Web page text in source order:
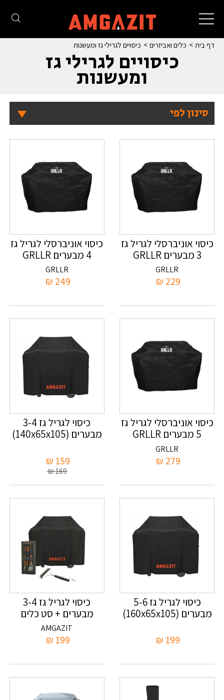
Toggle
navigation
דף בית כלים ואביזרים כיסויים לגרילי גז ומעשנות
כיסויים לגרילי גז
ומעשנות
סינון לפי
כיסוי אוניברסלי לגריל גז
3 מבערים GRLLR
GRLLR
229
₪
כיסוי אוניברסלי לגריל גז
4 מבערים GRLLR
GRLLR
249
₪
כיסוי אוניברסלי לגריל גז
5 מבערים GRLLR
GRLLR
279
₪
כיסוי לגריל גז 3-4
מבערים (140x65x105)
159
₪
169
₪
כיסוי לגריל גז 5-6
מבערים (160x65x105)
199
₪
כיסוי לגריל גז 3-4
מבערים + סט כלים
ומברשת ניקוי
AMGAZIT
199
₪